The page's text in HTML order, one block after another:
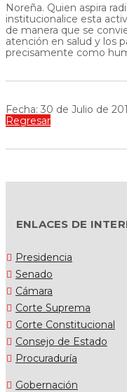
Noreña. Quien aspira
institucionalice esta
de manera que se
atención en salud y los
precisamente como
Fecha: 30 de Julio de
Regresar
ENLACES DE
Presidencia
Senado
Cámara
Corte Suprema
Corte Constitucional
Consejo de Estado
Procuraduría
Gobernación